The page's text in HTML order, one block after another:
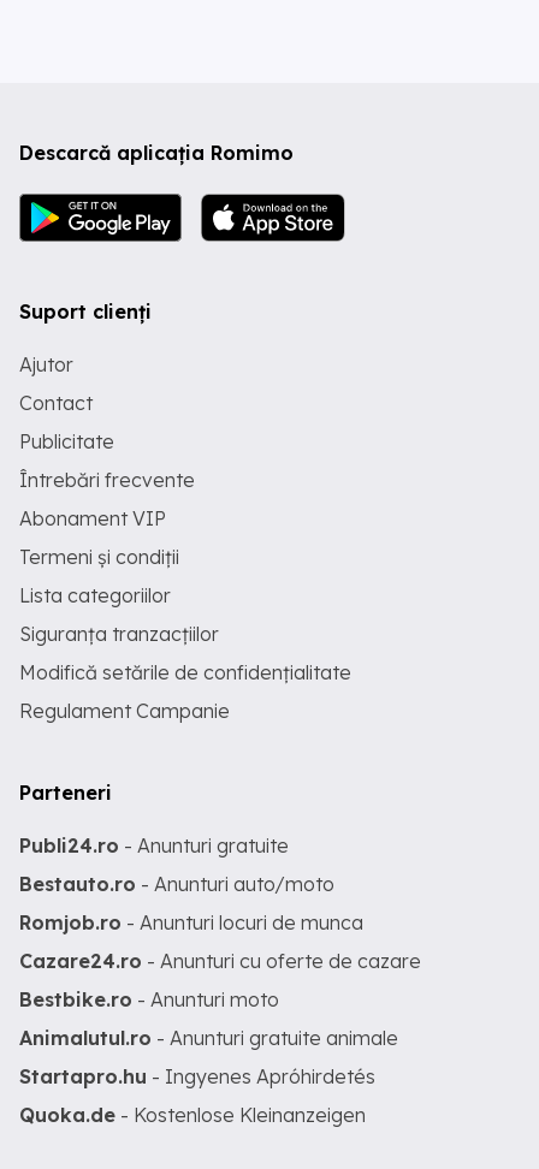
Descarcă aplicația Romimo
Suport clienți
Ajutor
Contact
Publicitate
Întrebări frecvente
Abonament VIP
Termeni și condiții
Lista categoriilor
Siguranța tranzacțiilor
Modifică setările de confidențialitate
Regulament Campanie
Parteneri
Publi24.ro - Anunturi gratuite
Bestauto.ro - Anunturi auto/moto
Romjob.ro - Anunturi locuri de munca
Cazare24.ro - Anunturi cu oferte de cazare
Bestbike.ro - Anunturi moto
Animalutul.ro - Anunturi gratuite animale
Startapro.hu - Ingyenes Apróhirdetés
Quoka.de - Kostenlose Kleinanzeigen